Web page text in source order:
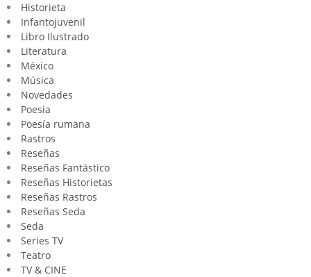
Historieta
Infantojuvenil
Libro Ilustrado
Literatura
México
Música
Novedades
Poesia
Poesía rumana
Rastros
Reseñas
Reseñas Fantástico
Reseñas Historietas
Reseñas Rastros
Reseñas Seda
Seda
Series TV
Teatro
TV & CINE